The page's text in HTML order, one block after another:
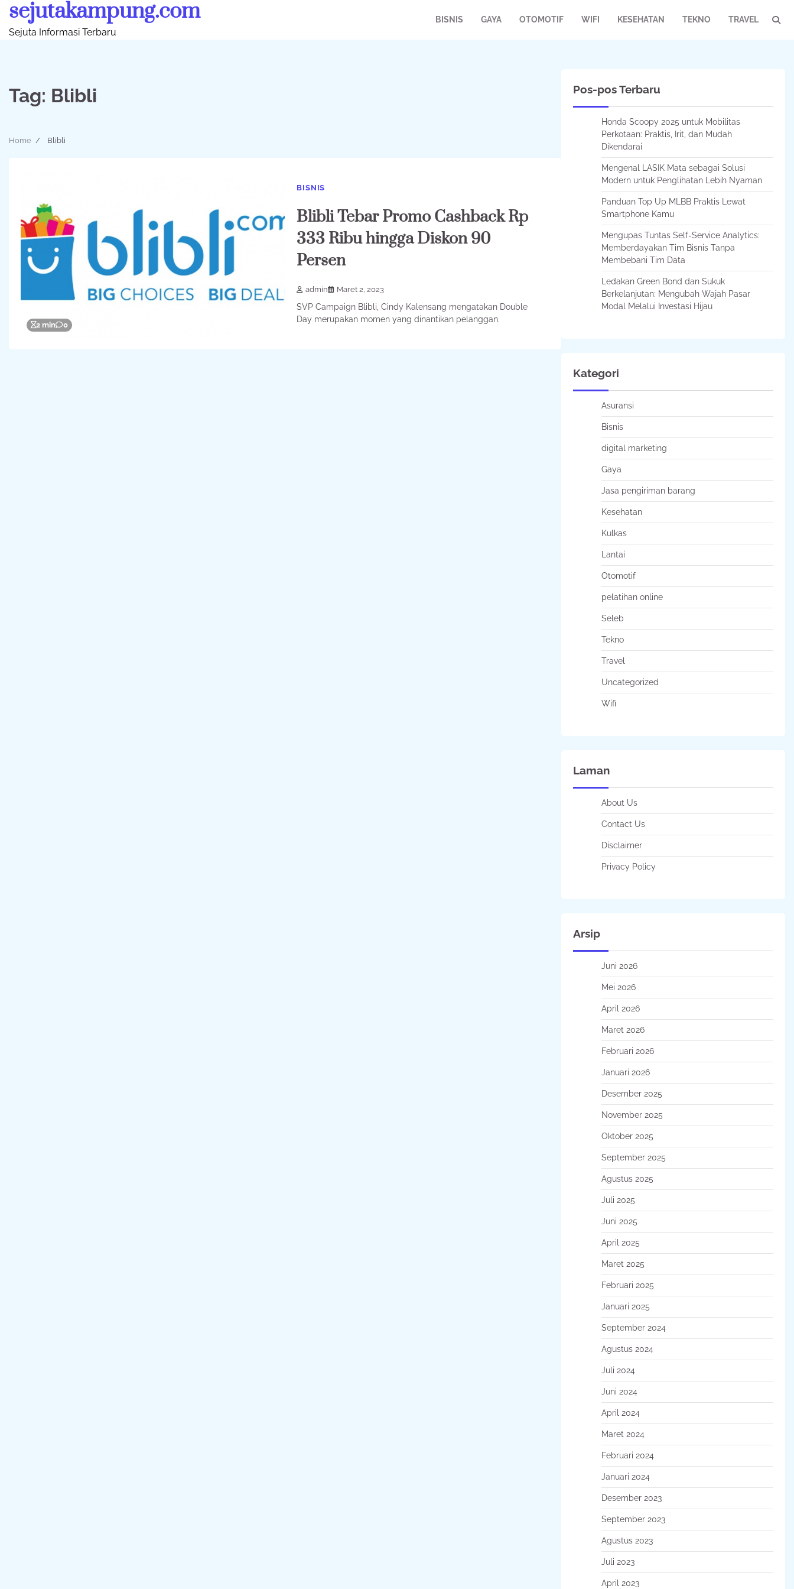
Skip
content
sejutakampung.com
Sejuta Informasi Terbaru
BISNIS GAYA OTOMOTIF WIFI KESEHATAN TEKNO TRAVEL
Tag: Blibli
Home Blibli
2 min 0
BISNIS
Blibli Tebar Promo Cashback Rp
333 Ribu hingga Diskon 90
Persen
admin Maret 2, 2023
SVP Campaign Blibli, Cindy Kalensang mengatakan Double
Day merupakan momen yang dinantikan pelanggan.
Pos-pos Terbaru
Honda Scoopy 2025 untuk Mobilitas
Perkotaan: Praktis, Irit, dan Mudah
Dikendarai
Mengenal LASIK Mata sebagai Solusi
Modern untuk Penglihatan Lebih Nyaman
Panduan Top Up MLBB Praktis Lewat
Smartphone Kamu
Mengupas Tuntas Self-Service Analytics:
Memberdayakan Tim Bisnis Tanpa
Membebani Tim Data
Ledakan Green Bond dan Sukuk
Berkelanjutan: Mengubah Wajah Pasar
Modal Melalui Investasi Hijau
Kategori
Asuransi
Bisnis
digital marketing
Gaya
Jasa pengiriman barang
Kesehatan
Kulkas
Lantai
Otomotif
pelatihan online
Seleb
Tekno
Travel
Uncategorized
Wifi
Laman
About Us
Contact Us
Disclaimer
Privacy Policy
Arsip
Juni 2026
Mei 2026
April 2026
Maret 2026
Februari 2026
Januari 2026
Desember 2025
November 2025
Oktober 2025
September 2025
Agustus 2025
Juli 2025
Juni 2025
April 2025
Maret 2025
Februari 2025
Januari 2025
September 2024
Agustus 2024
Juli 2024
Juni 2024
April 2024
Maret 2024
Februari 2024
Januari 2024
Desember 2023
September 2023
Agustus 2023
Juli 2023
April 2023